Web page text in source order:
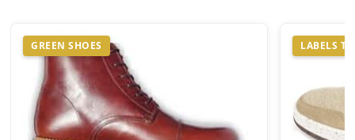
GREEN SHOES LABELS